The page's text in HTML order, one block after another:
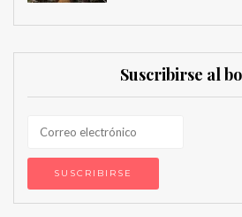
Suscribirse al